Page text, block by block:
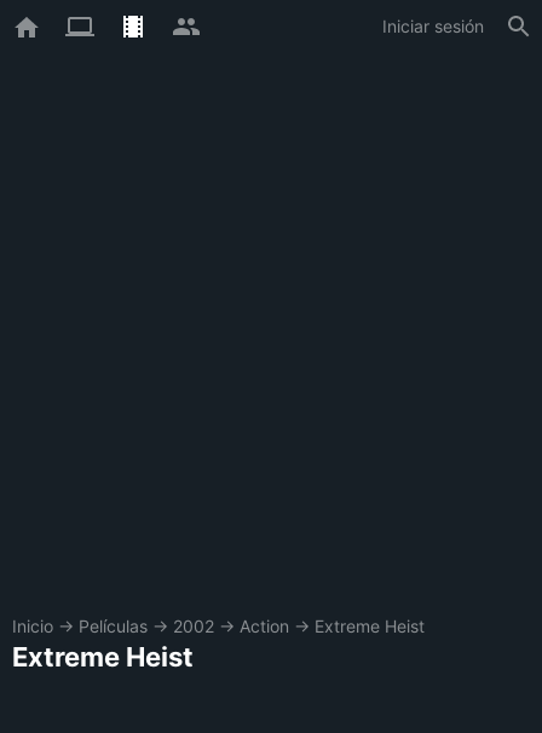
Iniciar sesión
Inicio → Películas → 2002 → Action → Extreme Heist
Extreme Heist